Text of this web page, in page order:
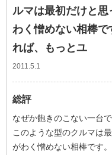
ルマは最初だけと
わく憎めない相棒
れば、もっとユ
2011.5.1
総評
なぜか飽きのこない一台で
このような型のクルマは
がわく憎めない相棒です